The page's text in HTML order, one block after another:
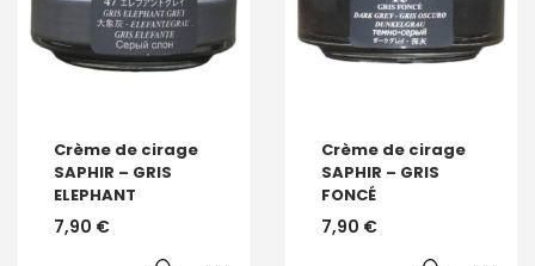
Crème de cirage
SAPHIR – GRIS
ELEPHANT
7,90 €
Crème de cirage
SAPHIR – GRIS
FONCÉ
7,90 €